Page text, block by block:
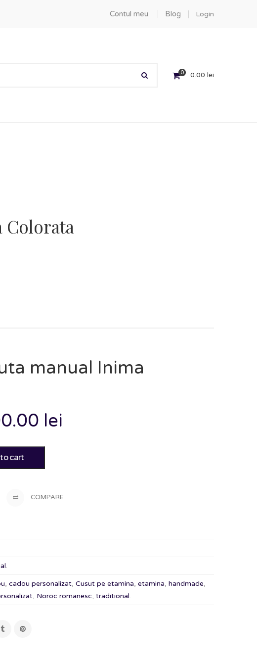
Contul meu Blog Login
0 0.00 lei
Colorata
manual Inima
lei
cart
COMPARE
.
,cadou personalizat,Cusut pe etamina,etamina,handmade,
, Noroc romanesc,traditional.